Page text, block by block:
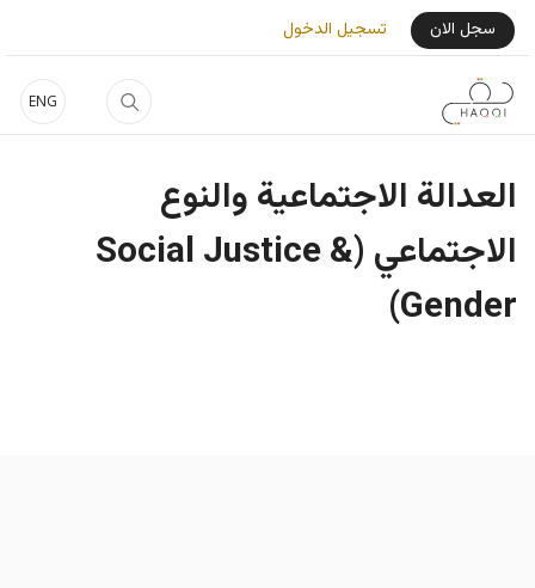
تجاوز إلى المحتوى الرئيسي
ENG
User Login Menu
سجل الان تسجيل الدخول
العدالة الاجتماعية والنوع
الاجتماعي (Social Justice &
Gender)